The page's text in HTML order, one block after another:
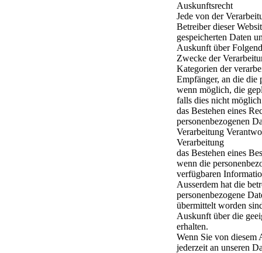
Auskunftsrecht
Jede von der
Betreiber dieser
gespeicherten Daten
Auskunft über
Zwecke der
Kategorien der
Empfänger, an die die
wenn möglich, die
falls dies nicht
das Bestehen eines
personenbezogenen
Verarbeitung
Verarbeitung
das Bestehen eines
wenn die
verfügbaren
Ausserdem hat die
personenbezogene
übermittelt worden
Auskunft über die
erhalten.
Wenn Sie von diesem
jederzeit an unseren